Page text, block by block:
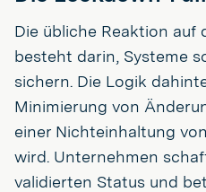
Die übliche Reaktion auf
besteht darin, Systeme
sichern. Die Logik
Minimierung von
einer Nichteinhaltung
wird. Unternehmen
validierten Status und